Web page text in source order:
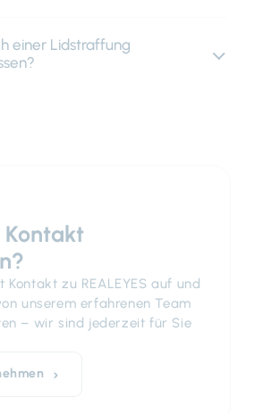
einer Lidstraffung
Kontakt
Kontakt zu REALEYES auf und
unserem erfahrenen Team
– wir sind jederzeit für Sie